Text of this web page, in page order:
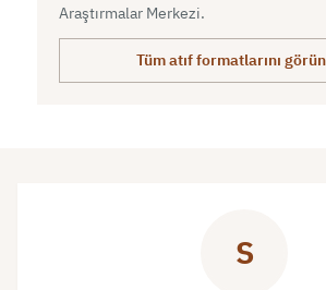
Araştırmalar Merkezi.
Tüm atıf formatlarını
S